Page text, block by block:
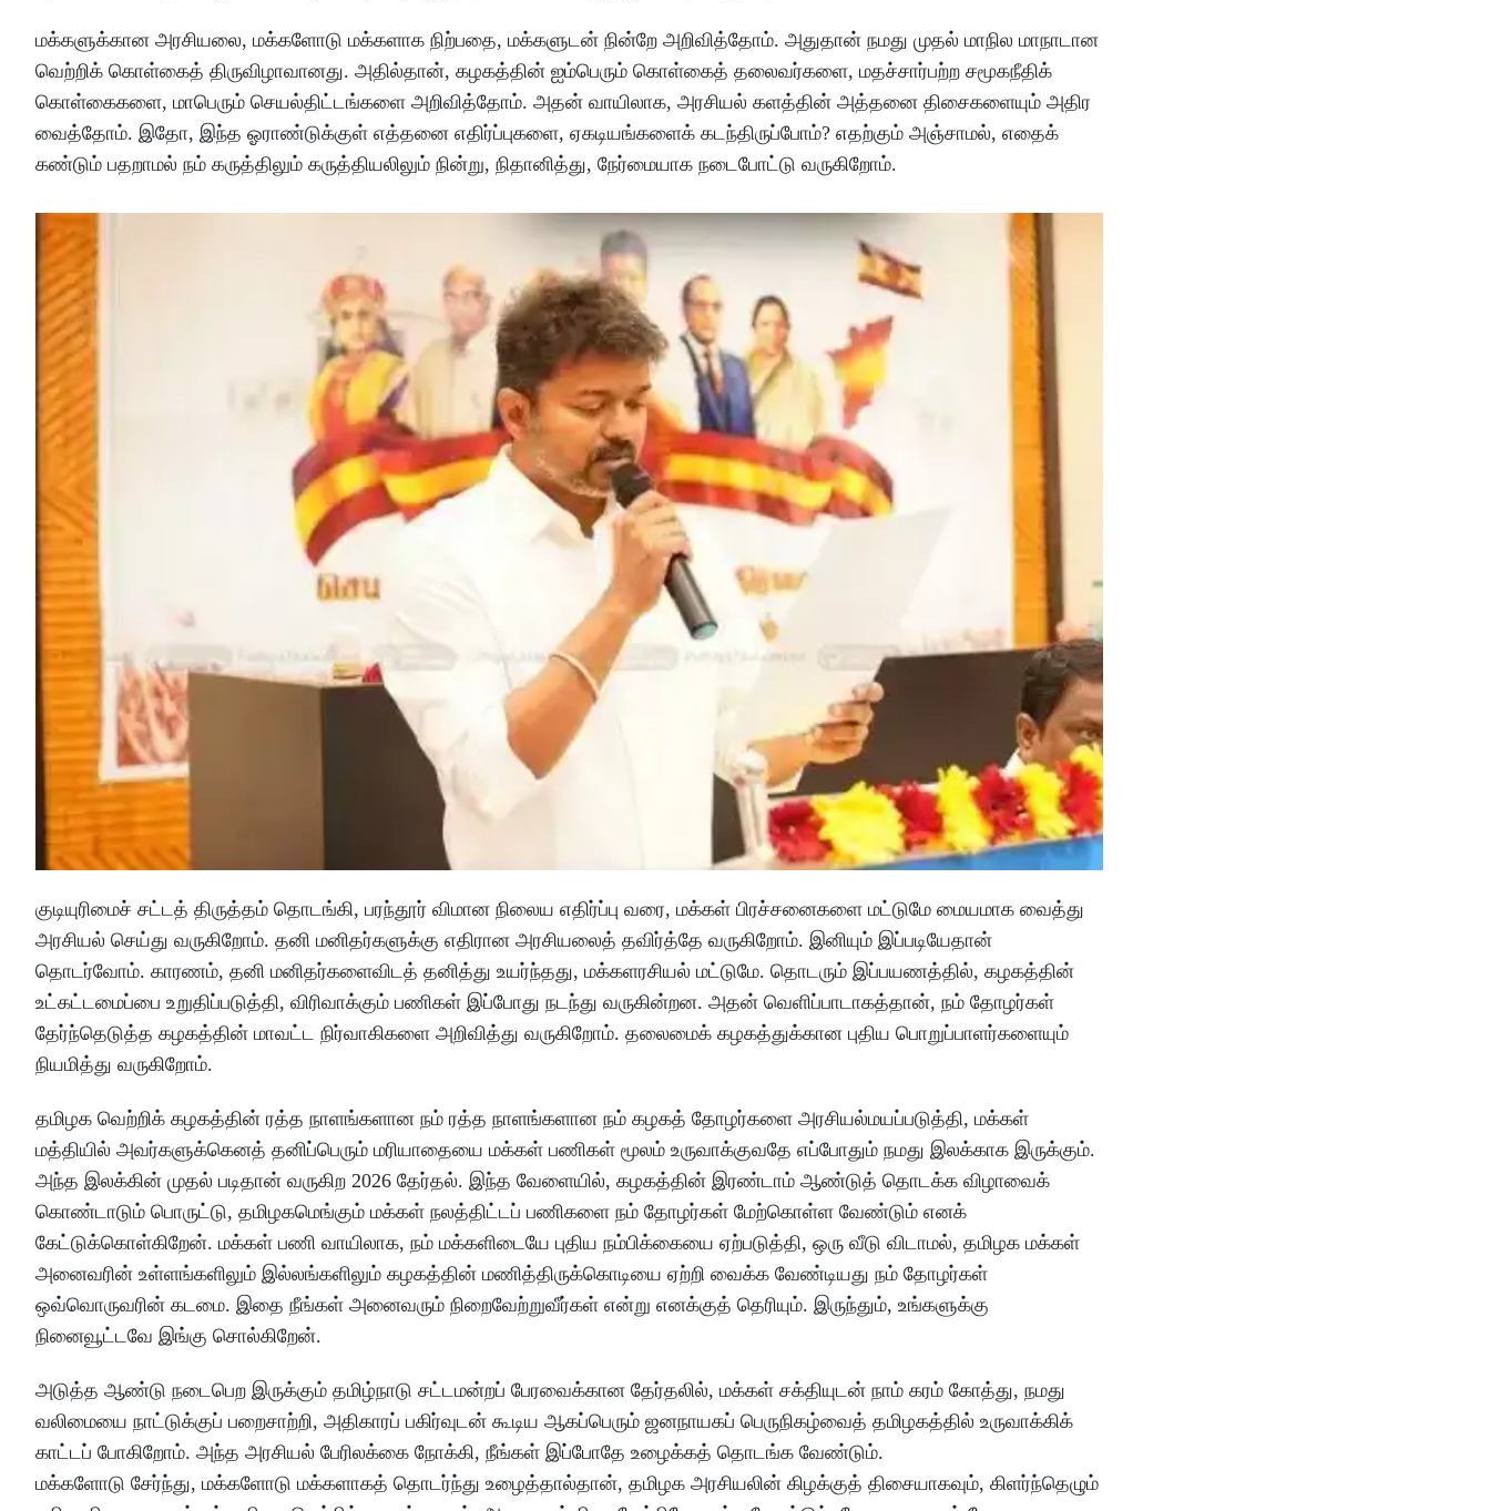
மக்களுக்கான அரசியலை, மக்களோடு மக்களாக நிற்பதை, மக்களுடன் நின்றே அறிவித்தோம். அதுதான் நமது முதல் மாநில மாநாடான
வெற்றிக் கொள்கைத் திருவிழாவானது. அதில்தான், கழகத்தின் ஐம்பெரும் கொள்கைத் தலைவர்களை, மதச்சார்பற்ற சமூகநீதிக்
கொள்கைகளை, மாபெரும் செயல்திட்டங்களை அறிவித்தோம். அதன் வாயிலாக, அரசியல் களத்தின் அத்தனை திசைகளையும் அதிர
வைத்தோம். இதோ, இந்த ஓராண்டுக்குள் எத்தனை எதிர்ப்புகளை, ஏகடியங்களைக் கடந்திருப்போம்? எதற்கும் அஞ்சாமல், எதைக்
கண்டும் பதறாமல் நம் கருத்திலும் கருத்தியலிலும் நின்று, நிதானித்து, நேர்மையாக நடைபோட்டு வருகிறோம்.
குடியுரிமைச் சட்டத் திருத்தம் தொடங்கி, பரந்தூர் விமான நிலைய எதிர்ப்பு வரை, மக்கள் பிரச்சனைகளை மட்டுமே மையமாக வைத்து
அரசியல் செய்து வருகிறோம். தனி மனிதர்களுக்கு எதிரான அரசியலைத் தவிர்த்தே வருகிறோம். இனியும் இப்படியேதான்
தொடர்வோம். காரணம், தனி மனிதர்களைவிடத் தனித்து உயர்ந்தது, மக்களரசியல் மட்டுமே. தொடரும் இப்பயணத்தில், கழகத்தின்
உட்கட்டமைப்பை உறுதிப்படுத்தி, விரிவாக்கும் பணிகள் இப்போது நடந்து வருகின்றன. அதன் வெளிப்பாடாகத்தான், நம் தோழர்கள்
தேர்ந்தெடுத்த கழகத்தின் மாவட்ட நிர்வாகிகளை அறிவித்து வருகிறோம். தலைமைக் கழகத்துக்கான புதிய பொறுப்பாளர்களையும்
நியமித்து வருகிறோம்.
தமிழக வெற்றிக் கழகத்தின் ரத்த நாளங்களான நம் ரத்த நாளங்களான நம் கழகத் தோழர்களை அரசியல்மயப்படுத்தி, மக்கள்
மத்தியில் அவர்களுக்கெனத் தனிப்பெரும் மரியாதையை மக்கள் பணிகள் மூலம் உருவாக்குவதே எப்போதும் நமது இலக்காக இருக்கும்.
அந்த இலக்கின் முதல் படிதான் வருகிற 2026 தேர்தல். இந்த வேளையில், கழகத்தின் இரண்டாம் ஆண்டுத் தொடக்க விழாவைக்
கொண்டாடும் பொருட்டு, தமிழகமெங்கும் மக்கள் நலத்திட்டப் பணிகளை நம் தோழர்கள் மேற்கொள்ள வேண்டும் எனக்
கேட்டுக்கொள்கிறேன். மக்கள் பணி வாயிலாக, நம் மக்களிடையே புதிய நம்பிக்கையை ஏற்படுத்தி, ஒரு வீடு விடாமல், தமிழக மக்கள்
அனைவரின் உள்ளங்களிலும் இல்லங்களிலும் கழகத்தின் மணித்திருக்கொடியை ஏற்றி வைக்க வேண்டியது நம் தோழர்கள்
ஒவ்வொருவரின் கடமை. இதை நீங்கள் அனைவரும் நிறைவேற்றுவீர்கள் என்று எனக்குத் தெரியும். இருந்தும், உங்களுக்கு
நினைவூட்டவே இங்கு சொல்கிறேன்.
அடுத்த ஆண்டு நடைபெற இருக்கும் தமிழ்நாடு சட்டமன்றப் பேரவைக்கான தேர்தலில், மக்கள் சக்தியுடன் நாம் கரம் கோத்து, நமது
வலிமையை நாட்டுக்குப் பறைசாற்றி, அதிகாரப் பகிர்வுடன் கூடிய ஆகப்பெரும் ஜனநாயகப் பெருநிகழ்வைத் தமிழகத்தில் உருவாக்கிக்
காட்டப் போகிறோம். அந்த அரசியல் பேரிலக்கை நோக்கி, நீங்கள் இப்போதே உழைக்கத் தொடங்க வேண்டும்.
மக்களோடு சேர்ந்து, மக்களோடு மக்களாகத் தொடர்ந்து உழைத்தால்தான், தமிழக அரசியலின் கிழக்குத் திசையாகவும், கிளர்ந்தெழும்